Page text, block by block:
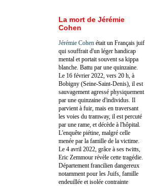
La mort de Jérémie
Cohen
Jérémie Cohen était un Français juif
qui souffrait d'un léger handicap
mental et portait souvent sa kippa
blanche. Battu par une quinzaine.
Le 16 février 2022, vers 20 h, à
Bobigny (Seine-Saint-Denis), il est
sauvagement agressé physiquement
par une quinzaine d'individus. Il
parvient à fuir, mais en traversant
les voies du tramway, il est percuté
par une rame, et décède à l'hôpital.
L'enquête piétine, malgré celle
menée par la famille de la victime.
Le 4 avril 2022, grâce à ses twitts,
Eric Zemmour révèle cette tragédie.
Département francilien dangereux
notamment pour les Juifs, famille
endeuillée et isolée contrainte